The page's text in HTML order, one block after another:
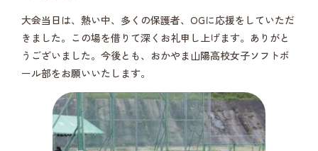
大会当日は、熱い中、多くの保護者、OGに応援をしていただ
きました。この場を借りて深くお礼申し上げます。ありがと
うございました。今後とも、おかやま山陽高校女子ソフトボ
ール部をお願いいたします。